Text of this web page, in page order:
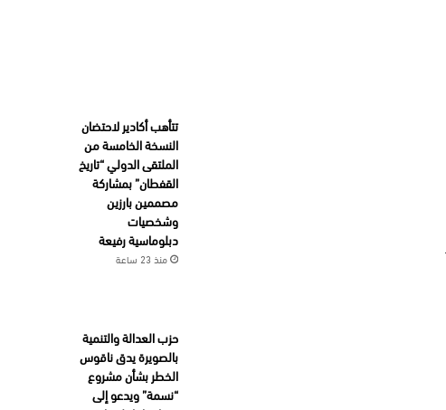
تتأهب أكادير لاحتضان
النسخة الخامسة من
الملتقى الدولي “تاريخ
القفطان” بمشاركة
مصممين بارزين
وشخصيات
دبلوماسية رفيعة
منذ 23 ساعة
حزب العدالة والتنمية
بالصويرة يدق ناقوس
الخطر بشأن مشروع
“نسمة” ويدعو إلى